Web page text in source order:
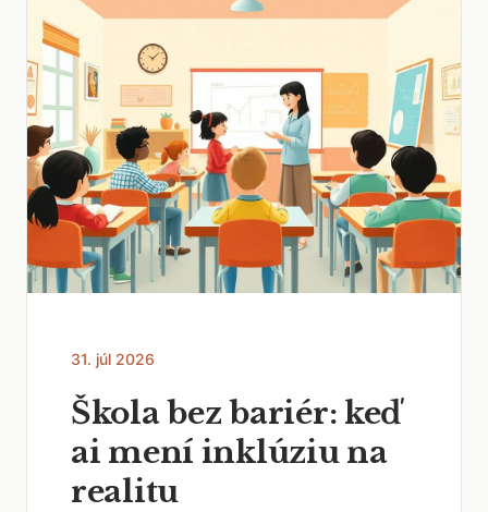
31. júl 2026
Škola bez bariér: keď
ai mení inklúziu na
realitu